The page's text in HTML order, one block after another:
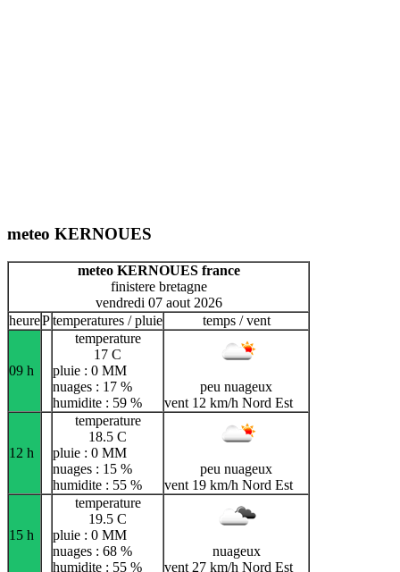
meteo KERNOUES
meteo KERNOUES france
finistere bretagne
vendredi 07 aout 2026
heurePtemperatures / pluie temps / vent
09 h
temperature
17 C
pluie : 0 MM
nuages : 17 %
humidite : 59 %
peu nuageux
vent 12 km/h Nord Est
12 h
temperature
18.5 C
pluie : 0 MM
nuages : 15 %
humidite : 55 %
peu nuageux
vent 19 km/h Nord Est
15 h
temperature
19.5 C
pluie : 0 MM
nuages : 68 %
humidite : 55 %
nuageux
vent 27 km/h Nord Est